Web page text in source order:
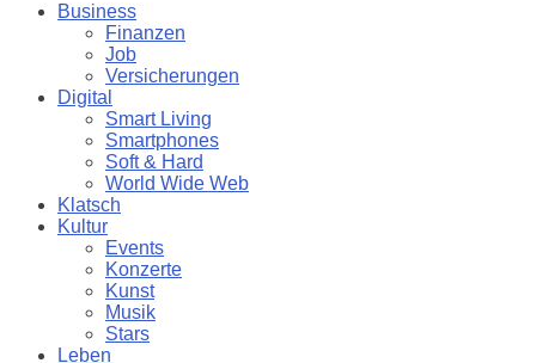
Business
Finanzen
Job
Versicherungen
Digital
Smart Living
Smartphones
Soft & Hard
World Wide Web
Klatsch
Kultur
Events
Konzerte
Kunst
Musik
Stars
Leben